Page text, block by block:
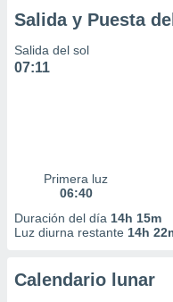
Salida y Puesta
Salida del sol
07:11
Primera luz
06:40
Duración del día 14h 15m
Luz diurna restante 14h
Calendario lunar